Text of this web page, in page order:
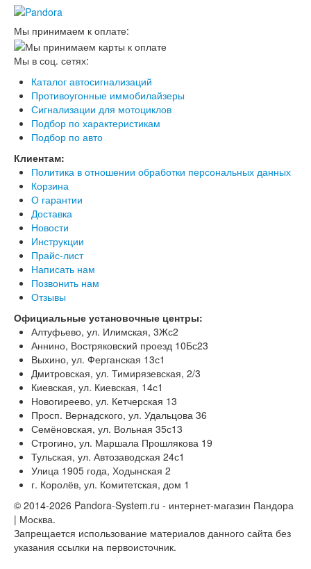
Мы принимаем к оплате:
Мы в соц. сетях:
Каталог автосигнализаций
Противоугонные иммобилайзеры
Сигнализации для мотоциклов
Подбор по характеристикам
Подбор по авто
Клиентам:
Политика в отношении обработки персональных данных
Корзина
О гарантии
Доставка
Новости
Инструкции
Прайс-лист
Написать нам
Позвонить нам
Отзывы
Официальные установочные центры:
Алтуфьево, ул. Илимская, 3Жс2
Аннино, Востряковский проезд 10Бс23
Выхино, ул. Ферганская 13с1
Дмитровская, ул. Тимирязевская, 2/3
Киевская, ул. Киевская, 14с1
Новогиреево, ул. Кетчерская 13
Просп. Вернадского, ул. Удальцова 36
Семёновская, ул. Вольная 35с13
Строгино, ул. Маршала Прошлякова 19
Тульская, ул. Автозаводская 24с1
Улица 1905 года, Ходынская 2
г. Королёв, ул. Комитетская, дом 1
© 2014-2026 Pandora-System.ru - интернет-магазин Пандора
| Москва.
Запрещается использование материалов данного сайта без
указания ссылки на первоисточник.